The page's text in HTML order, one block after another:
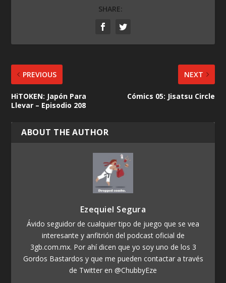
SHARE:
PREVIOUS
HiTOKEN: Japón Para
Llevar – Episodio 208
NEXT
Cómics 05: Jisatsu Circle
ABOUT THE AUTHOR
Ezequiel Segura
Ávido seguidor de cualquier tipo de juego que se vea
interesante y anfitrión del podcast oficial de
3gb.com.mx. Por ahí dicen que yo soy uno de los 3
Gordos Bastardos y que me pueden contactar a través
de Twitter en @ChubbyEze